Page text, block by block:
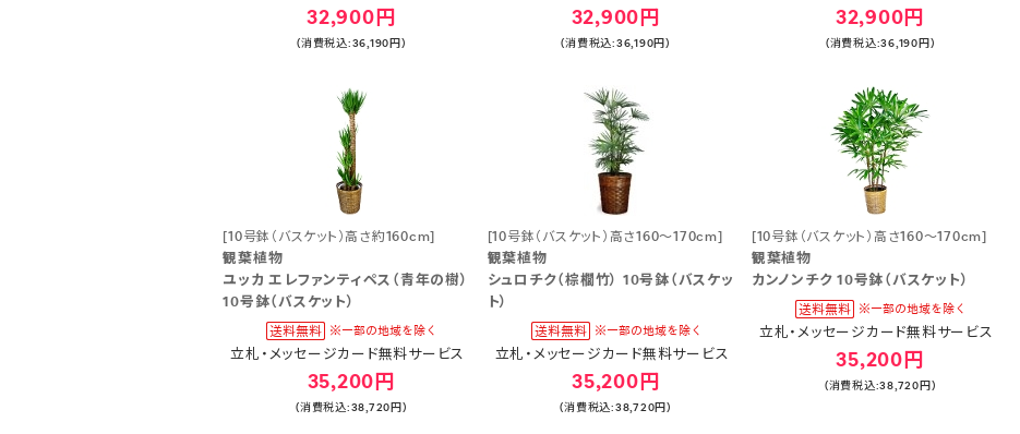
32,900円
(消費税込:36,190円)
32,900円
(消費税込:36,190円)
32,900円
(消費税込:36,190円)
[10号鉢（バスケット）高さ約160cm]
観葉植物
ユッカ エレファンティペス（青年の樹）
10号鉢（バスケット）
立札・メッセージカード無料サービス
35,200円
(消費税込:38,720円)
[10号鉢（バスケット）高さ160～170cm]
観葉植物
シュロチク（棕櫚竹） 10号鉢（バスケッ
ト）
立札・メッセージカード無料サービス
35,200円
(消費税込:38,720円)
[10号鉢（バスケット）高さ160～170cm]
観葉植物
カンノンチク 10号鉢（バスケット）
立札・メッセージカード無料サービス
35,200円
(消費税込:38,720円)